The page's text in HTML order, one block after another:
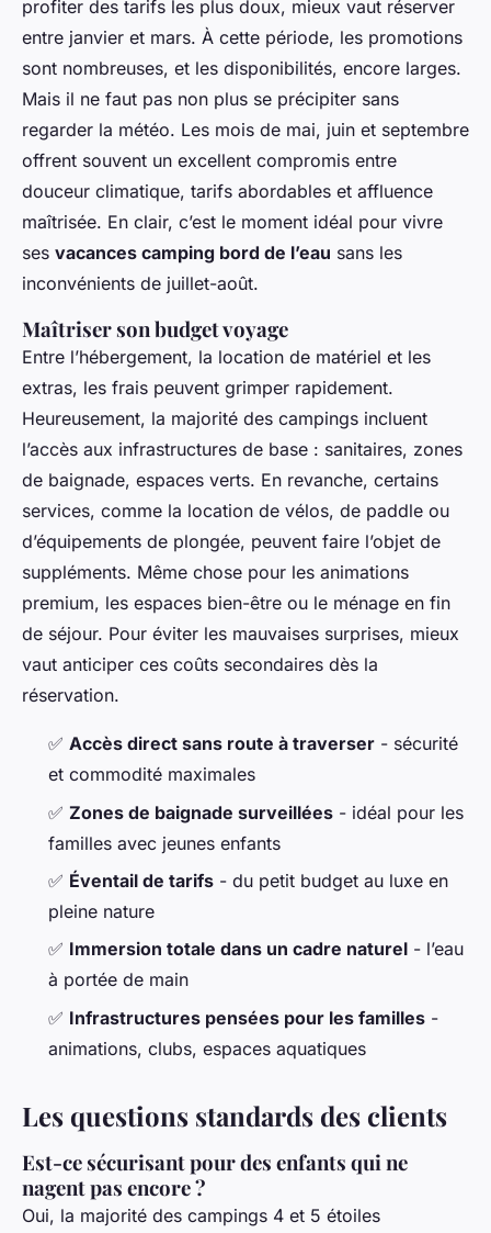
profiter des tarifs les plus doux, mieux vaut réserver
entre janvier et mars. À cette période, les promotions
sont nombreuses, et les disponibilités, encore larges.
Mais il ne faut pas non plus se précipiter sans
regarder la météo. Les mois de mai, juin et septembre
offrent souvent un excellent compromis entre
douceur climatique, tarifs abordables et affluence
maîtrisée. En clair, c’est le moment idéal pour vivre
ses vacances camping bord de l’eau sans les
inconvénients de juillet-août.
Maîtriser son budget voyage
Entre l’hébergement, la location de matériel et les
extras, les frais peuvent grimper rapidement.
Heureusement, la majorité des campings incluent
l’accès aux infrastructures de base : sanitaires, zones
de baignade, espaces verts. En revanche, certains
services, comme la location de vélos, de paddle ou
d’équipements de plongée, peuvent faire l’objet de
suppléments. Même chose pour les animations
premium, les espaces bien-être ou le ménage en fin
de séjour. Pour éviter les mauvaises surprises, mieux
vaut anticiper ces coûts secondaires dès la
réservation.
✅ Accès direct sans route à traverser - sécurité
et commodité maximales
✅ Zones de baignade surveillées - idéal pour les
familles avec jeunes enfants
✅ Éventail de tarifs - du petit budget au luxe en
pleine nature
✅ Immersion totale dans un cadre naturel - l’eau
à portée de main
✅ Infrastructures pensées pour les familles -
animations, clubs, espaces aquatiques
Les questions standards des clients
Est-ce sécurisant pour des enfants qui ne
nagent pas encore ?
Oui, la majorité des campings 4 et 5 étoiles